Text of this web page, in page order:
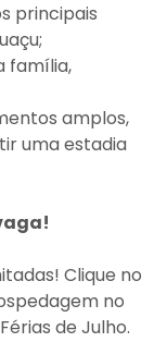
principais
família,
amplos,
uma estadia
Clique no
no
de Julho.